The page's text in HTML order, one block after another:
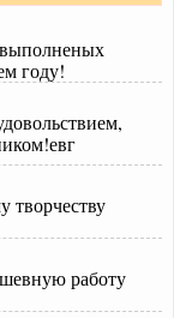
году!
творчеству
работу